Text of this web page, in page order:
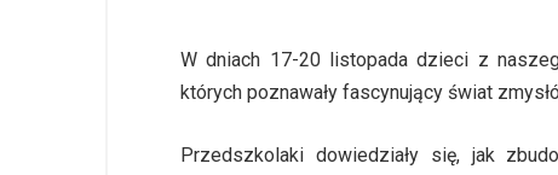
W dniach 17-20 listopada dzieci z
których poznawały fascynujący świat
Przedszkolaki dowiedziały się, jak